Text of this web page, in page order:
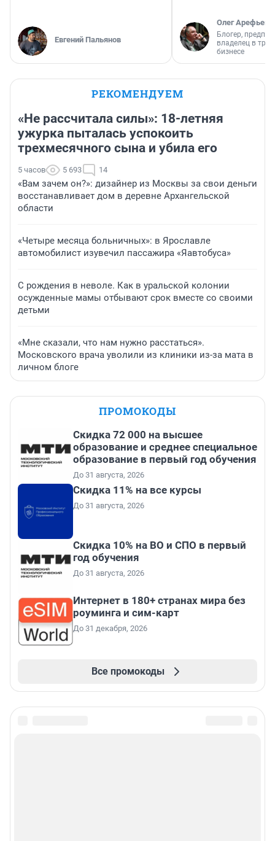
Евгений Пальянов
Олег Арефьев
Блогер,
владелец в
бизнесе
РЕКОМЕНДУЕМ
«Не рассчитала силы»: 18-летняя
ужурка пыталась успокоить
трехмесячного сына и убила его
5 часов 5 693 14
«Вам зачем он?»: дизайнер из Москвы за свои деньги
восстанавливает дом в деревне Архангельской
области
«Четыре месяца больничных»: в Ярославле
автомобилист изувечил пассажира «Яавтобуса»
С рождения в неволе. Как в уральской колонии
осужденные мамы отбывают срок вместе со своими
детьми
«Мне сказали, что нам нужно расстаться».
Московского врача уволили из клиники из-за мата в
личном блоге
ПРОМОКОДЫ
Скидка 72 000 на высшее
образование и среднее специальное
образование в первый год обучения
До 31 августа, 2026
Скидка 11% на все курсы
До 31 августа, 2026
Скидка 10% на ВО и СПО в первый
год обучения
До 31 августа, 2026
Интернет в 180+ странах мира без
роуминга и сим-карт
До 31 декабря, 2026
Все промокоды